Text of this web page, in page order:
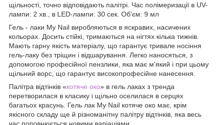
щільності, точно відповідають палітрі. Час полімеризації в UV-
лампи: 2 хв., в LED-лампи: 30 сек. Об'єм: 9 мл
Гель - лаки My Nail виробляються в яскравих, насичених
кольорах. Досить стійкі, тримаються на нігтях кілька тижнів.
Мають гарну якість матеріалу, що гарантує тривале носіння
гель-лаку без тріщин і відшарування. Легко наносяться, з
допомогою професійної пензлики, яка має м'який і при цьому
щільний ворс, що гарантує високопрофесійне нанесення.
Палітра відтінків «котяче око» в гель лаках з тренда
перетворилася в класику і щільно оселилася в серцях
багатьох красунь. Гель лак My Nail котяче око має, крім
якісного складу ще й різноманітну палітру відтінків, яка весь
час поповнюється новими варіаціями.